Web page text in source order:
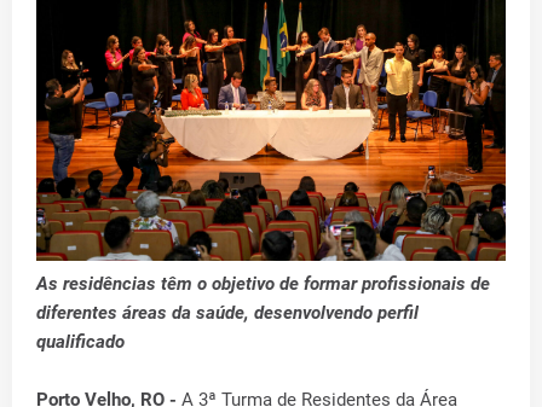
As residências têm o objetivo de formar profissionais de
diferentes áreas da saúde, desenvolvendo perfil
qualificado
Porto Velho, RO - A 3ª Turma de Residentes da Área